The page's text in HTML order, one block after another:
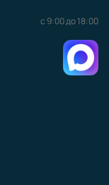
с 9:00 до 18:00